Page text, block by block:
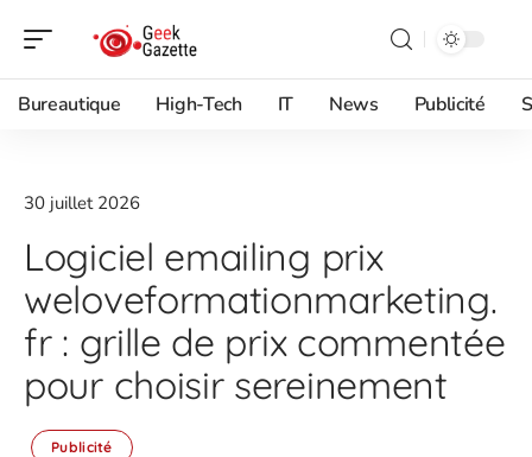
Bureautique High-Tech IT News Publicité
30 juillet 2026
Logiciel emailing prix
weloveformationmarketing.
fr : grille de prix commentée
pour choisir sereinement
Publicité